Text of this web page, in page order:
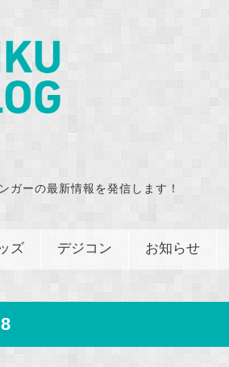
ガーの最新情報を発信します！
ズ デジコン お知らせ